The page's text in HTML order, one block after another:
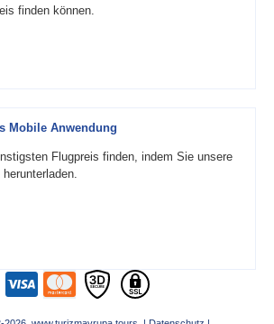
finden können.
Mobile Anwendung
Flugpreis finden, indem Sie unsere